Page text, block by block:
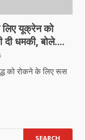
यूक्रेन को
दी धमकी, बोले….
को रोकने के लिए रूस